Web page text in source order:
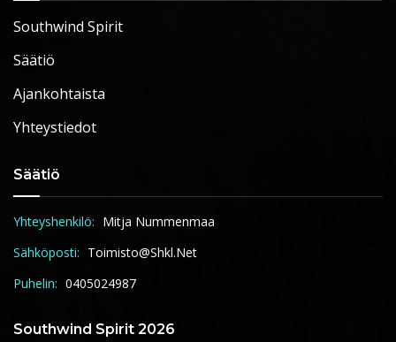
Southwind Spirit
Säätiö
Ajankohtaista
Yhteystiedot
Säätiö
Yhteyshenkilö: Mitja Nummenmaa
Sähköposti: Toimisto@shkl.net
Puhelin: 0405024987
Southwind Spirit 2026